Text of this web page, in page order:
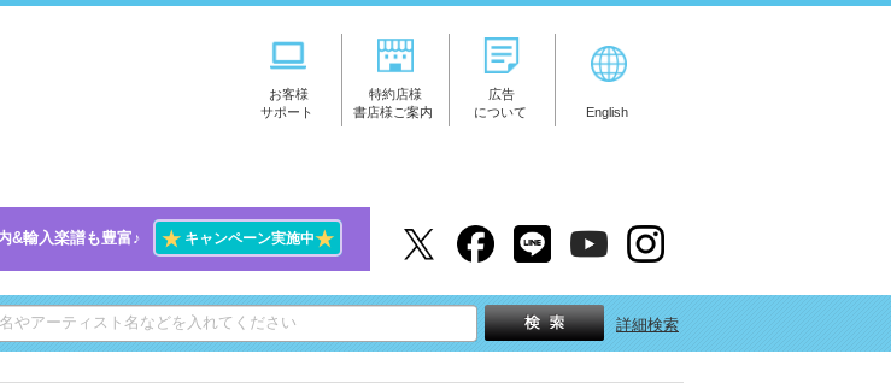
お客様
サポート
特約店様
書店様ご案内
広告
について
English
&輸入楽譜も豊富♪ ★キャンペーン実施中★
詳細検索